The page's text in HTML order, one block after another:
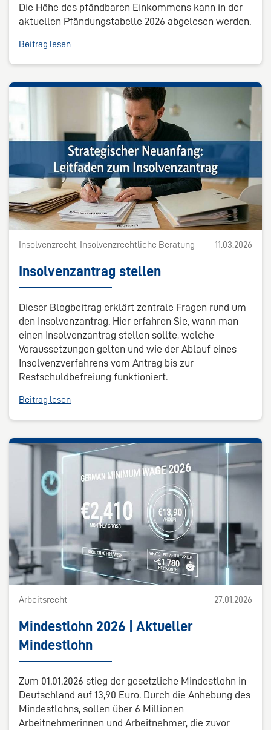
Die Höhe des pfändbaren Einkommens kann in der
aktuellen Pfändungstabelle 2026 abgelesen werden.
Beitrag lesen
Insolvenzrecht, Insolvenzrechtliche Beratung 11.03.2026
Insolvenzantrag stellen
Dieser Blogbeitrag erklärt zentrale Fragen rund um
den Insolvenzantrag. Hier erfahren Sie, wann man
einen Insolvenzantrag stellen sollte, welche
Voraussetzungen gelten und wie der Ablauf eines
Insolvenzverfahrens vom Antrag bis zur
Restschuldbefreiung funktioniert.
Beitrag lesen
Arbeitsrecht 27.01.2026
Mindestlohn 2026 | Aktueller
Mindestlohn
Zum 01.01.2026 stieg der gesetzliche Mindestlohn in
Deutschland auf 13,90 Euro. Durch die Anhebung des
Mindestlohns, sollen über 6 Millionen
Arbeitnehmerinnen und Arbeitnehmer, die zuvor